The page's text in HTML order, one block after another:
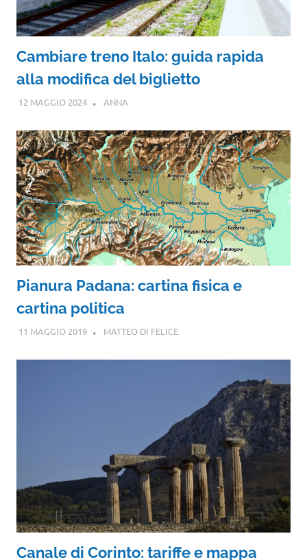
Cambiare treno Italo: guida rapida
alla modifica del biglietto
12 MAGGIO 2024 ANNA
Pianura Padana: cartina fisica e
cartina politica
11 MAGGIO 2019 MATTEO DI FELICE
Canale di Corinto: tariffe e mappa